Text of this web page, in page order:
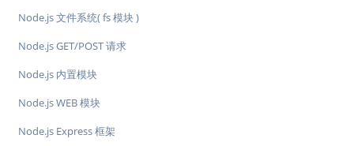
Node.js 文件系统( fs 模块 )
Node.js GET/POST 请求
Node.js 内置模块
Node.js WEB 模块
Node.js Express 框架